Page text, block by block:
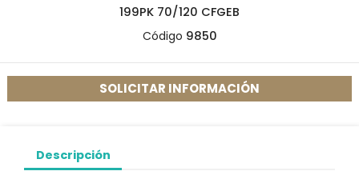
199PK 70/120 CFGEB
Código 9850
SOLICITAR INFORMACIÓN
Descripción